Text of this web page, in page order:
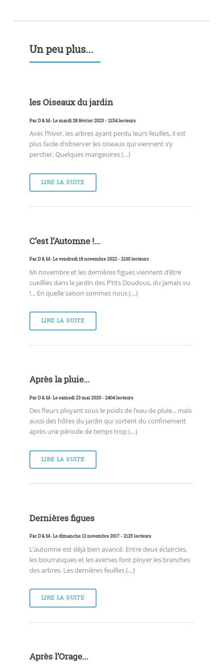
Un peu plus...
les Oiseaux du jardin
ParD & M- Le mardi 28 février 2023 - 2154 lecteurs
Avec l’hiver, les arbres ayant perdu leurs feuilles, il est
plus facile d’observer les oiseaux qui viennent s’y
percher. Quelques mangeoires (…)
LIRE LA SUITE
C’est l’Automne !...
ParD & M- Le vendredi 18 novembre 2022 - 2100 lecteurs
Mi novembre et les dernières figues viennent d’être
cueillies dans le jardin des P’tits Doudous, du jamais vu
!... En quelle saison sommes nous (…)
LIRE LA SUITE
Après la pluie...
ParD & M- Le samedi 23 mai 2020 - 2404 lecteurs
Des fleurs ployant sous le poids de l’eau de pluie... mais
aussi des hôtes du jardin qui sortent du confinement
après une période de temps trop (…)
LIRE LA SUITE
Dernières figues
ParD & M- Le dimanche 12 novembre 2017 - 2125 lecteurs
L’automne est déjà bien avancé. Entre deux éclaircies,
les bourrasques et les averses font ployer les branches
des arbres. Les dernières feuilles (…)
LIRE LA SUITE
Après l’Orage...